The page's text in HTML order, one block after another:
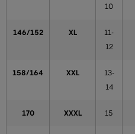
10
146/152 XL
11-
12
158/164 XXL
13-
14
170 XXXL 15